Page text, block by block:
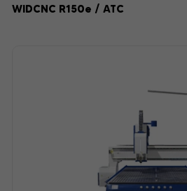
WIDCNC R150e / ATC